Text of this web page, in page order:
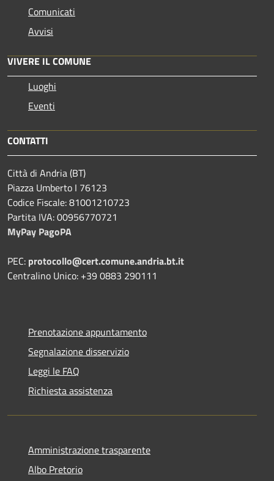
Comunicati
Avvisi
VIVERE IL COMUNE
Luoghi
Eventi
CONTATTI
Città di Andria (BT)
Piazza Umberto I 76123
Codice Fiscale: 81001210723
Partita IVA: 00956770721
MyPay PagoPA
PEC: protocollo@cert.comune.andria.bt.it
Centralino Unico: +39 0883 290111
Prenotazione appuntamento
Segnalazione disservizio
Leggi le FAQ
Richiesta assistenza
Amministrazione trasparente
Albo Pretorio